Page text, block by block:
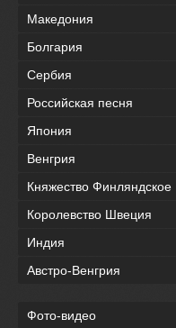
Македония
Болгария
Сербия
Российская песня
Япония
Венгрия
Княжество Финляндское
Королевство Швеция
Индия
Австро-Венгрия
Фото-видео